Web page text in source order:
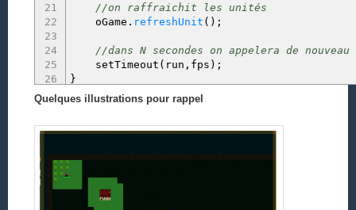
21
22
23
24
25
26
//on raffraichit les unités
oGame. refreshUnit ( ) ;
//dans N secondes on appelera de
setTimeout ( run , fps ) ;
}
Quelques illustrations pour rappel